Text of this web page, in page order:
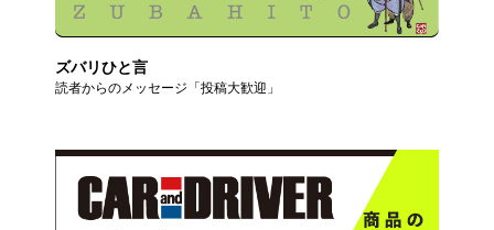
ズバリひと言
読者からのメッセージ「投稿大歓迎」